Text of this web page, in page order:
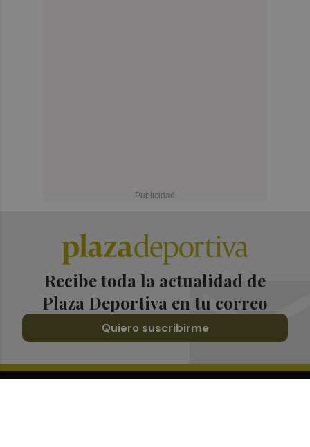
Recibe toda la actualidad de
Plaza Deportiva en tu correo
Quiero suscribirme